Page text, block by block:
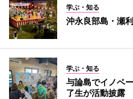
学ぶ・知る
沖永良部島・瀬
学ぶ・知る
与論島でイノベ
了生が活動披露